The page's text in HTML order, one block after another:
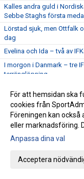
Kalles andra guld i
Sebbe Staghs första
Lörstad sjuk, men Ottfalk
dag
Evelina och Ida – två av
I morgon i Danmark – tre
terränglöpning
Save the date – IFK-
17:25 av Alex von
Så nära var det maximal
Årets fjärde Bulle är ute nu
IFK tia i SM-pokalen
För att hemsidan ska
cookies från
Föreningen kan
eller marknadsföring.
Anpassa dina val
Acceptera